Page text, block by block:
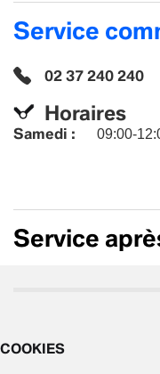
Service
02 37 240 240
Horaires
Samedi : 09:00-
Service
COOKIES